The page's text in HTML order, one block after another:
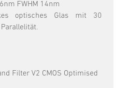
FWHM 14nm
optisches Glas mit 30
Filter V2 CMOS Optimised